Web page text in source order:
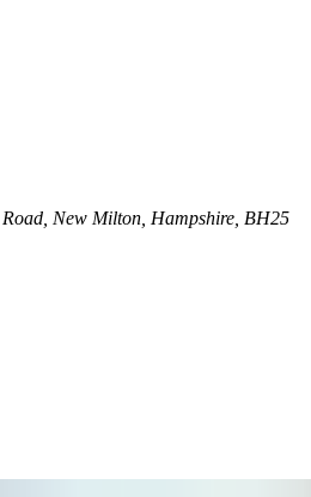
New Milton, Hampshire, BH25